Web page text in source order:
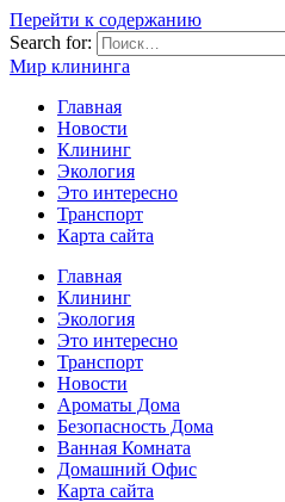
Перейти к содержанию
Search for:
Мир клининга
Главная
Новости
Клининг
Экология
Это интересно
Транспорт
Карта сайта
Главная
Клининг
Экология
Это интересно
Транспорт
Новости
Ароматы Дома
Безопасность Дома
Ванная Комната
Домашний Офис
Карта сайта